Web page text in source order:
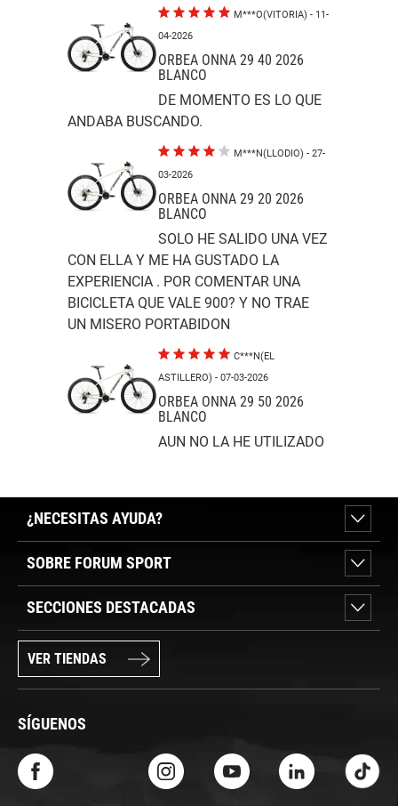
M***O(VITORIA) - 11-
04-2026
ORBEA ONNA 29 40 2026
BLANCO
DE MOMENTO ES LO QUE
ANDABA BUSCANDO.
M***N(LLODIO) - 27-
03-2026
ORBEA ONNA 29 20 2026
BLANCO
SOLO HE SALIDO UNA VEZ
CON ELLA Y ME HA GUSTADO LA
EXPERIENCIA . POR COMENTAR UNA
BICICLETA QUE VALE 900? Y NO TRAE
UN MISERO PORTABIDON
C***N(EL
ASTILLERO) - 07-03-2026
ORBEA ONNA 29 50 2026
BLANCO
AUN NO LA HE UTILIZADO
¿NECESITAS AYUDA?
SOBRE FORUM SPORT
SECCIONES DESTACADAS
VER TIENDAS
SÍGUENOS